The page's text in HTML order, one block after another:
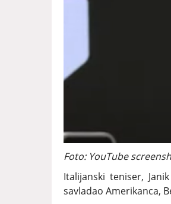
Foto: YouTube
Italijanski teniser,
savladao Amerikanca,